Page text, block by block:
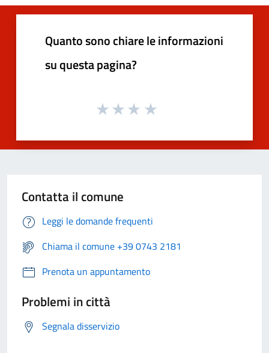
Quanto sono chiare le informazioni
su questa pagina?
Contatta il comune
Leggi le domande frequenti
Chiama il comune +39 0743 2181
Prenota un appuntamento
Problemi in città
Segnala disservizio